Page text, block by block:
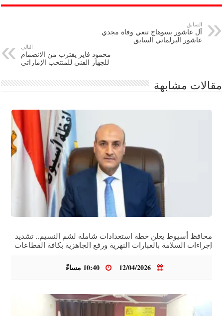
السابق
آل عاشور بسوهاج تنعي وفاة مجدي
عاشور البرلماني السابق
التالي
محمود فايز يقترب من الانضمام
للجهاز الفني للمنتخب الإماراتي
مقالات مشابهة
محافظ أسيوط يعلن خطة استعدادات شاملة لشم النسيم.. تشديد
إجراءات السلامة بالعبارات النهرية ورفع الجاهزية بكافة القطاعات